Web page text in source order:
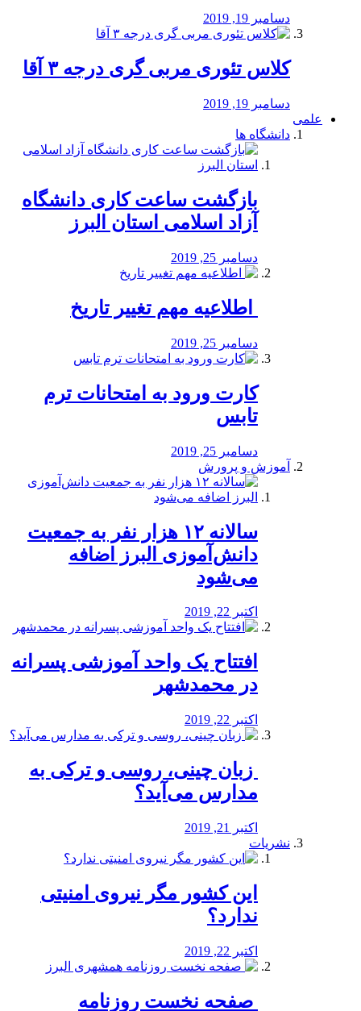
دسامبر 19, 2019
کلاس تئوری مربی گری درجه ۳ آقا
دسامبر 19, 2019
علمی
دانشگاه ها
بازگشت ساعت کاری دانشگاه
آزاد اسلامی استان البرز
دسامبر 25, 2019
️ اطلاعیه مهم تغییر تاریخ
دسامبر 25, 2019
کارت ورود به امتحانات ترم
تابس
دسامبر 25, 2019
آموزش و پرورش
️سالانه ۱۲ هزار نفر به جمعیت
دانش‌آموزی البرز اضافه
می‌شود
اکتبر 22, 2019
افتتاح یک واحد آموزشی پسرانه
در محمدشهر
اکتبر 22, 2019
️ زبان چینی، روسی و ترکی به
مدارس می‌آید؟
اکتبر 21, 2019
نشریات
این کشور مگر نیروی امنیتی
ندارد؟
اکتبر 22, 2019
️ صفحه نخست روزنامه‌